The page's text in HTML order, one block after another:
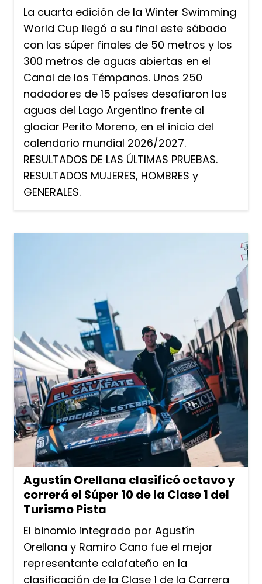
La cuarta edición de la Winter Swimming
World Cup llegó a su final este sábado
con las súper finales de 50 metros y los
300 metros de aguas abiertas en el
Canal de los Témpanos. Unos 250
nadadores de 15 países desafiaron las
aguas del Lago Argentino frente al
glaciar Perito Moreno, en el inicio del
calendario mundial 2026/2027.
RESULTADOS DE LAS ÚLTIMAS PRUEBAS.
RESULTADOS MUJERES, HOMBRES y
GENERALES.
Agustín Orellana clasificó octavo y
correrá el Súper 10 de la Clase 1 del
Turismo Pista
El binomio integrado por Agustín
Orellana y Ramiro Cano fue el mejor
representante calafateño en la
clasificación de la Clase 1 de la Carrera